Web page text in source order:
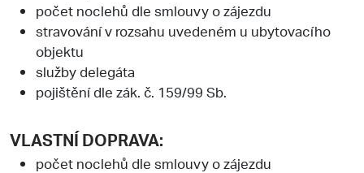
počet noclehů dle smlouvy o zájezdu
stravování v rozsahu uvedeném u ubytovacího
objektu
služby delegáta
pojištění dle zák. č. 159/99 Sb.
VLASTNÍ DOPRAVA:
počet noclehů dle smlouvy o zájezdu